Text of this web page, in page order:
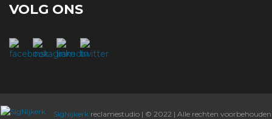
VOLG ONS
SigNijkerk reclamestudio | © 2022 | Alle rechten voorbehouden